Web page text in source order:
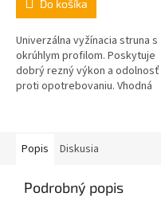
Do košíka
Univerzálna vyžínacia struna s
okrúhlym profilom. Poskytuje
dobrý rezný výkon a odolnosť
proti opotrebovaniu. Vhodná
Popis Diskusia
Podrobný popis